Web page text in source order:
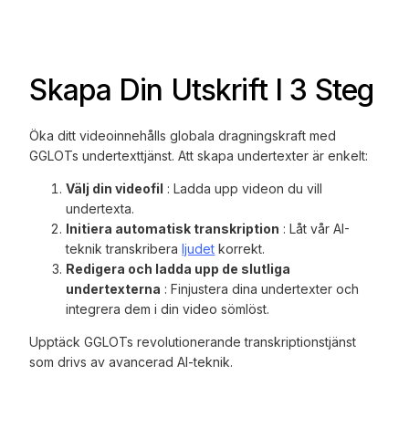
Skapa Din Utskrift I 3 Steg
Öka ditt videoinnehålls globala dragningskraft med
GGLOTs undertexttjänst. Att skapa undertexter är enkelt:
Välj din videofil : Ladda upp videon du vill
undertexta.
Initiera automatisk transkription : Låt vår AI-
teknik transkriberaljudet korrekt.
Redigera och ladda upp de slutliga
undertexterna : Finjustera dina undertexter och
integrera dem i din video sömlöst.
Upptäck GGLOTs revolutionerande transkriptionstjänst
som drivs av avancerad AI-teknik.